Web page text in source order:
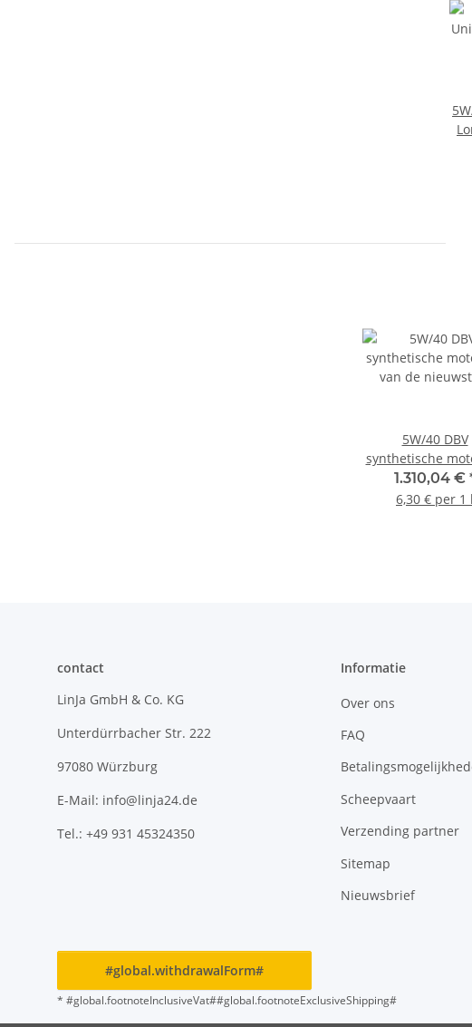
5W/40 DBV
synthetische
van de
generatie 208
1.310,04 €
6,30 € per 1 l
contact
LinJa GmbH & Co. KG
Unterdürrbacher Str. 222
97080 Würzburg
E-Mail: info@linja24.de
Tel.: +49 931 45324350
Informatie
Over ons
FAQ
Scheepvaart
Verzending partner
Sitemap
Nieuwsbrief
#global.withdrawalForm#
* #global.footnoteInclusiveVat##global.footnoteExclusiveShipping#